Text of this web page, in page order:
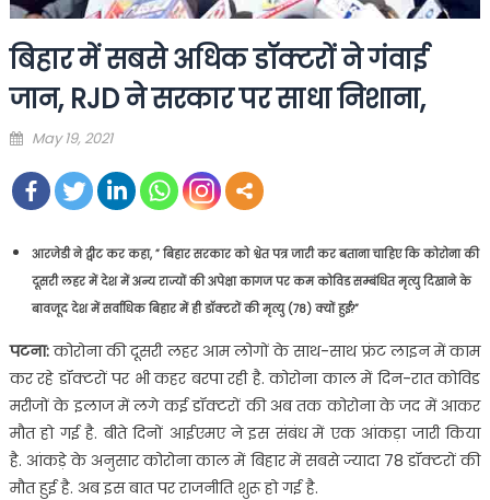
बिहार में सबसे अधिक डॉक्टरों ने गंवाई
जान, RJD ने सरकार पर साधा निशाना,
Posted
May 19, 2021
आरजेडी ने ट्वीट कर कहा, ” बिहार सरकार को श्वेत पत्र जारी कर बताना चाहिए कि कोरोना की
दूसरी लहर में देश में अन्य राज्यों की अपेक्षा कागज पर कम कोविड सम्बंधित मृत्यु दिखाने के
बावजूद देश में सर्वाधिक बिहार में ही डॉक्टरों की मृत्यु (78) क्यों हुई?”
पटना:कोरोना की दूसरी लहर आम लोगों के साथ-साथ फ्रंट लाइन में काम
कर रहे डॉक्टरों पर भी कहर बरपा रही है. कोरोना काल में दिन-रात कोविड
मरीजों के इलाज में लगे कई डॉक्टरों की अब तक कोरोना के जद में आकर
मौत हो गई है. बीते दिनों आईएमए ने इस संबंध में एक आंकड़ा जारी किया
है. आंकड़े के अनुसार कोरोना काल में बिहार में सबसे ज्यादा 78 डॉक्टरों की
मौत हुई है. अब इस बात पर राजनीति शुरू हो गई है.